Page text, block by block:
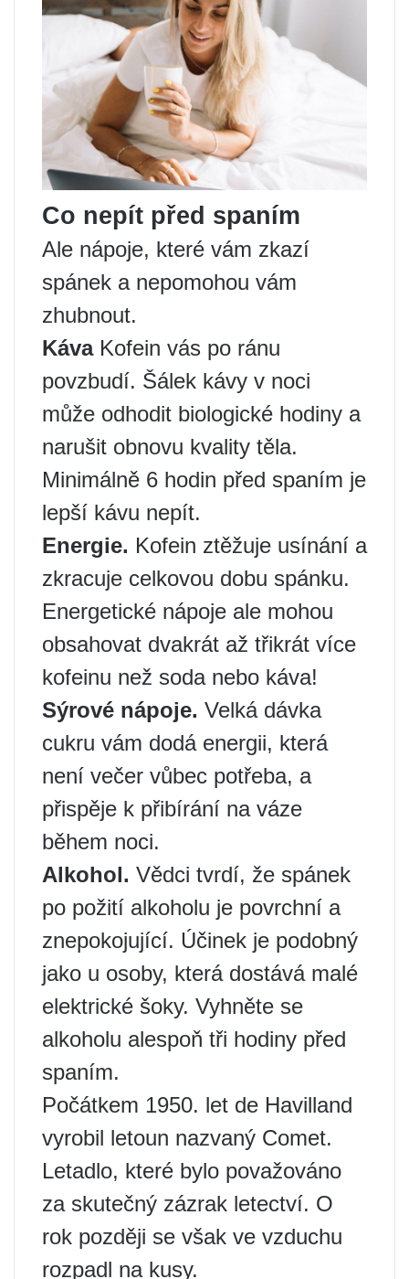
Co nepít před spaním
Ale nápoje, které vám zkazí
spánek a nepomohou vám
zhubnout.
KávaKofein vás po ránu
povzbudí. Šálek kávy v noci
může odhodit biologické hodiny a
narušit obnovu kvality těla.
Minimálně 6 hodin před spaním je
lepší kávu nepít.
Energie. Kofein ztěžuje usínání a
zkracuje celkovou dobu spánku.
Energetické nápoje ale mohou
obsahovat dvakrát až třikrát více
kofeinu než soda nebo káva!
Sýrové nápoje. Velká dávka
cukru vám dodá energii, která
není večer vůbec potřeba, a
přispěje k přibírání na váze
během noci.
Alkohol. Vědci tvrdí, že spánek
po požití alkoholu je povrchní a
znepokojující. Účinek je podobný
jako u osoby, která dostává malé
elektrické šoky. Vyhněte se
alkoholu alespoň tři hodiny před
spaním.
Počátkem 1950. let de Havilland
vyrobil letoun nazvaný Comet.
Letadlo, které bylo považováno
za skutečný zázrak letectví. O
rok později se však ve vzduchu
rozpadl na kusy.